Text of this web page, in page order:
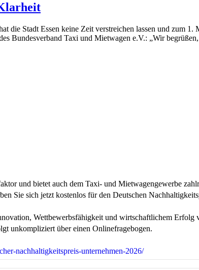
die Stadt Essen keine Zeit verstreichen lassen und zum
Bundesverband Taxi und Mietwagen e.V.: „Wir
und bietet auch dem Taxi- und Mietwagengewerbe
Sie sich jetzt kostenlos für den Deutschen
Wettbewerbsfähigkeit und wirtschaftlichem Erfolg
unkompliziert über einen Onlinefragebogen.
nachhaltigkeitspreis-unternehmen-2026/